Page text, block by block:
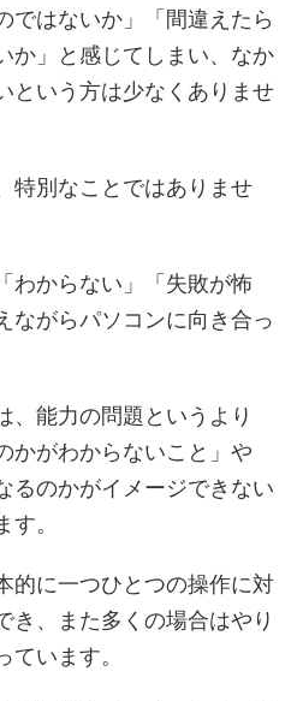
ではないか」「間違えたら
か」と感じてしまい、なか
という方は少なくありませ
特別なことではありませ
わからない」「失敗が怖
ながらパソコンに向き合っ
、能力の問題というより
かがわからないこと」や
るのかがイメージできない
。
的に一つひとつの操作に対
き、また多くの場合はやり
います。